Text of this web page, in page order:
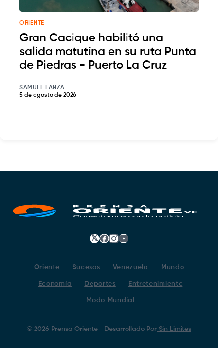
ORIENTE
Gran Cacique habilitó una
salida matutina en su ruta Punta
de Piedras - Puerto La Cruz
SAMUEL LANZA
5 de agosto de 2026
𝕏 Facebook
Instagram
YouTube
Oriente Sucesos Venezuela Mundo
Economía Deportes Entretenimiento
Modo Mundial
© 2026 Prensa Oriente– Desarrollado Por Sin Limites